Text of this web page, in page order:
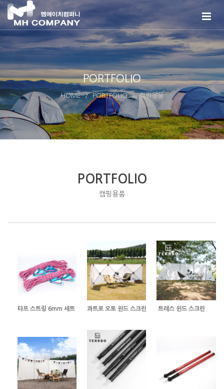
PORTFOLIO
HOME PORTFOLIO 캠핑용품
PORTFOLIO
캠핑용품
타프 스트링 6mm 세트 콰트로 오토 윈드 스크린 트레스 윈드 스크린